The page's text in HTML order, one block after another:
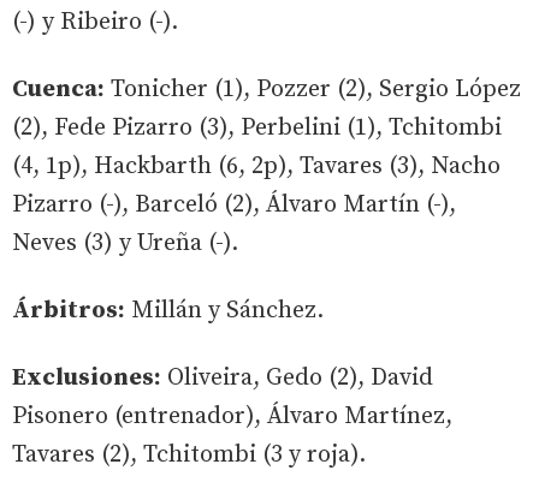
(-) y Ribeiro (-).
Cuenca: Tonicher (1), Pozzer (2), Sergio López
(2), Fede Pizarro (3), Perbelini (1), Tchitombi
(4, 1p), Hackbarth (6, 2p), Tavares (3), Nacho
Pizarro (-), Barceló (2), Álvaro Martín (-),
Neves (3) y Ureña (-).
Árbitros: Millán y Sánchez.
Exclusiones: Oliveira, Gedo (2), David
Pisonero (entrenador), Álvaro Martínez,
Tavares (2), Tchitombi (3 y roja).